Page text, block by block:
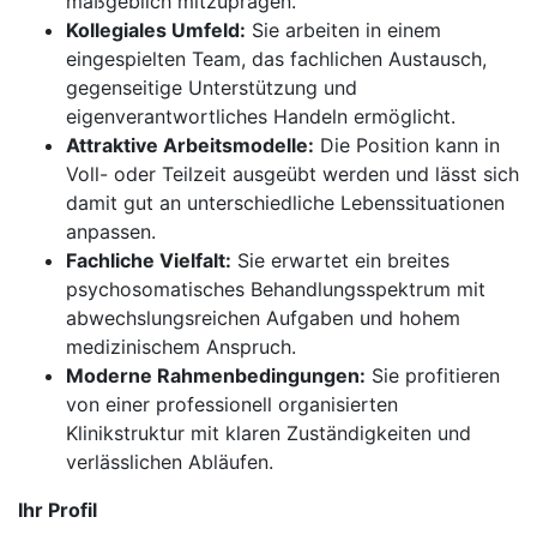
Kollegiales Umfeld: Sie arbeiten in einem
eingespielten Team, das fachlichen Austausch,
gegenseitige Unterstützung und
eigenverantwortliches Handeln ermöglicht.
Attraktive Arbeitsmodelle: Die Position kann in
Voll- oder Teilzeit ausgeübt werden und lässt sich
damit gut an unterschiedliche Lebenssituationen
anpassen.
Fachliche Vielfalt: Sie erwartet ein breites
psychosomatisches Behandlungsspektrum mit
abwechslungsreichen Aufgaben und hohem
medizinischem Anspruch.
Moderne Rahmenbedingungen: Sie profitieren
von einer professionell organisierten
Klinikstruktur mit klaren Zuständigkeiten und
verlässlichen Abläufen.
Ihr Profil